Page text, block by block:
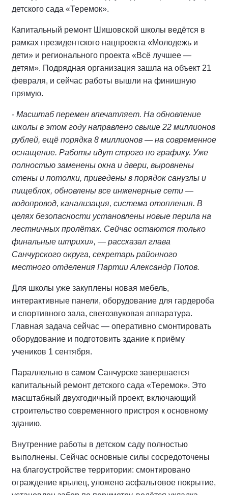
детского сада «Теремок».
Капитальный ремонт Шишовской школы ведётся в
рамках президентского нацпроекта «Молодежь и
дети» и регионального проекта «Всё лучшее —
детям». Подрядная организация зашла на объект 21
февраля, и сейчас работы вышли на финишную
прямую.
- Масштаб перемен впечатляет. На обновление
школы в этом году направлено свыше 22 миллионов
рублей, ещё порядка 8 миллионов — на современное
оснащение. Работы идут строго по графику. Уже
полностью заменены окна и двери, выровнены
стены и потолки, приведены в порядок санузлы и
пищеблок, обновлены все инженерные сети —
водопровод, канализация, система отопления. В
целях безопасности установлены новые перила на
лестничных пролётах. Сейчас остаются только
финальные штрихи», — рассказал глава
Санчурского округа, секретарь районного
местного отделения Партии Александр Попов.
Для школы уже закуплены новая мебель,
интерактивные панели, оборудование для гардероба
и спортивного зала, светозвуковая аппаратура.
Главная задача сейчас — оперативно смонтировать
оборудование и подготовить здание к приёму
учеников 1 сентября.
Параллельно в самом Санчурске завершается
капитальный ремонт детского сада «Теремок». Это
масштабный двухгодичный проект, включающий
строительство современного пристроя к основному
зданию.
Внутренние работы в детском саду полностью
выполнены. Сейчас основные силы сосредоточены
на благоустройстве территории: смонтировано
ограждение крылец, уложено асфальтовое покрытие,